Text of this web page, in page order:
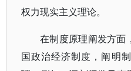
权力现实主义理论。
在制度原理阐发方面
国政治经济制度，阐明